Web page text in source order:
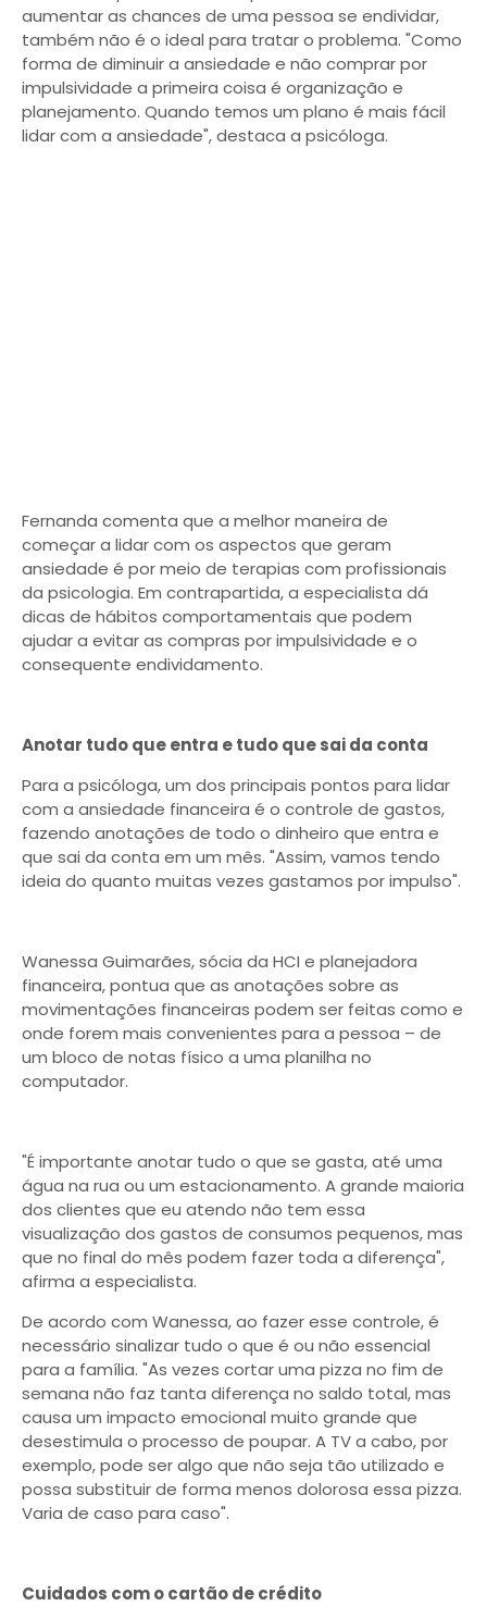
aumentar as chances de uma pessoa se endividar,
também não é o ideal para tratar o problema. "Como
forma de diminuir a ansiedade e não comprar por
impulsividade a primeira coisa é organização e
planejamento. Quando temos um plano é mais fácil
lidar com a ansiedade", destaca a psicóloga.
Fernanda comenta que a melhor maneira de
começar a lidar com os aspectos que geram
ansiedade é por meio de terapias com profissionais
da psicologia. Em contrapartida, a especialista dá
dicas de hábitos comportamentais que podem
ajudar a evitar as compras por impulsividade e o
consequente endividamento.
Anotar tudo que entra e tudo que sai da conta
Para a psicóloga, um dos principais pontos para lidar
com a ansiedade financeira é o controle de gastos,
fazendo anotações de todo o dinheiro que entra e
que sai da conta em um mês. "Assim, vamos tendo
ideia do quanto muitas vezes gastamos por impulso".
Wanessa Guimarães, sócia da HCI e planejadora
financeira, pontua que as anotações sobre as
movimentações financeiras podem ser feitas como e
onde forem mais convenientes para a pessoa – de
um bloco de notas físico a uma planilha no
computador.
"É importante anotar tudo o que se gasta, até uma
água na rua ou um estacionamento. A grande maioria
dos clientes que eu atendo não tem essa
visualização dos gastos de consumos pequenos, mas
que no final do mês podem fazer toda a diferença",
afirma a especialista.
De acordo com Wanessa, ao fazer esse controle, é
necessário sinalizar tudo o que é ou não essencial
para a família. "As vezes cortar uma pizza no fim de
semana não faz tanta diferença no saldo total, mas
causa um impacto emocional muito grande que
desestimula o processo de poupar. A TV a cabo, por
exemplo, pode ser algo que não seja tão utilizado e
possa substituir de forma menos dolorosa essa pizza.
Varia de caso para caso".
Cuidados com o cartão de crédito